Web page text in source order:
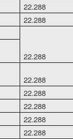
22.288
22.288
22.288
22.288
22.288
22.288
22.288
22.288